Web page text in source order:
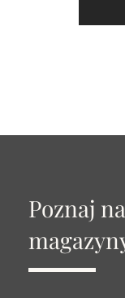
Poznaj